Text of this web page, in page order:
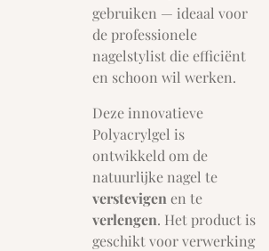
gebruiken — ideaal voor
de professionele
nagelstylist die efficiënt
en schoon wil werken.
Deze innovatieve
Polyacrylgel is
ontwikkeld om de
natuurlijke nagel te
verstevigen en te
verlengen. Het product is
geschikt voor verwerking